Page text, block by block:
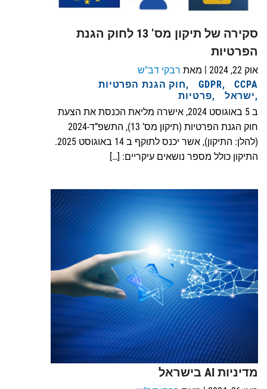
סקירה של תיקון מס’ 13 לחוק הגנת
הפרטיות
אוק 22, 2024 | מאת רבקי דב"ש
CCPA
GDPR
חוק הגנת הפרטיות
ישראל
פרטיות
ב 5 באוגוסט 2024, אישרה מליאת הכנסת את הצעת
חוק הגנת הפרטיות (תיקון מס’ 13), התשפ”ד-2024
(להלן: התיקון), אשר יכנס לתוקף ב 14 באוגוסט 2025.
התיקון כולל מספר נושאים עיקריים: […]
מדיניות AI בישראל